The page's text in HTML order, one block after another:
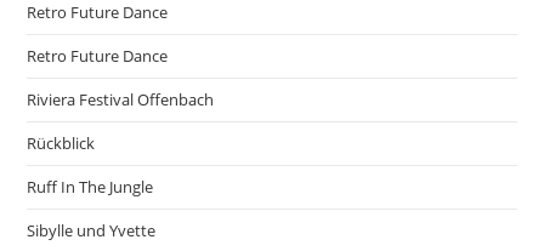
Retro Future Dance
Retro Future Dance
Riviera Festival Offenbach
Rückblick
Ruff In The Jungle
Sibylle und Yvette